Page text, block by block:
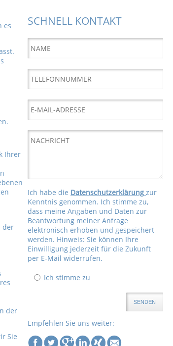
es
Ihrer
der
der
Sie
SCHNELL KONTAKT
Ich habe die Datenschutzerklärung zur
Kenntnis genommen. Ich stimme zu,
dass meine Angaben und Daten zur
Beantwortung meiner Anfrage
elektronisch erhoben und gespeichert
werden. Hinweis: Sie können Ihre
Einwilligung jederzeit für die Zukunft
per E-Mail widerrufen.
Ich stimme zu
SENDEN
Empfehlen Sie uns weiter: